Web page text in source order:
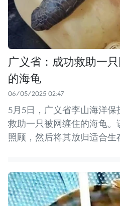
广义省：成功救助一
的海龟
06/05/2025 02:47
5月5日，广义省李山海洋
救助一只被网缠住的海龟
照顾，然后将其放归适合生